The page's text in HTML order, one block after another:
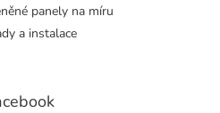
panely na míru
a instalace